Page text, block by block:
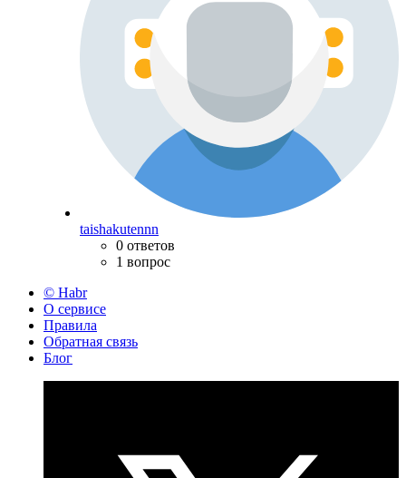
taishakutennn
0 ответов
1 вопрос
© Habr
О сервисе
Правила
Обратная связь
Блог